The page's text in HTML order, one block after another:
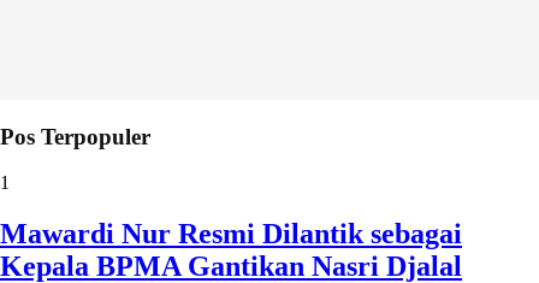
Pos Terpopuler
1
Mawardi Nur Resmi Dilantik sebagai
Kepala BPMA Gantikan Nasri Djalal